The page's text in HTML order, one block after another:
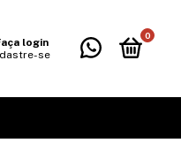
login
se
0